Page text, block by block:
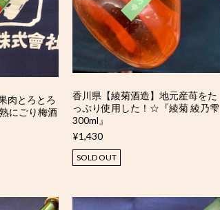
肉とろとろ
にごり梅酒
香川県【綾菊酒造】地元産苺をた
っぷり使用した！☆『綾菊 綾乃雫
300ml』
¥1,430
SOLD OUT